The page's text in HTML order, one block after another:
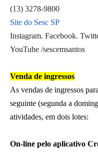
(13) 3278-9800
Site do Sesc SP
Instagram. Facebook.
YouTube /sescemsantos
Venda de ingressos
As vendas de ingressos
seguinte (segunda a
atividades, em dois lotes:
On-line pelo aplicativo